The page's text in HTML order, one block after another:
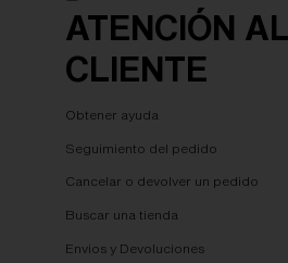
ATENCIÓN AL
CLIENTE
Obtener ayuda
Seguimiento del pedido
Cancelar o devolver un pedido
Buscar una tienda
Envios y Devoluciones